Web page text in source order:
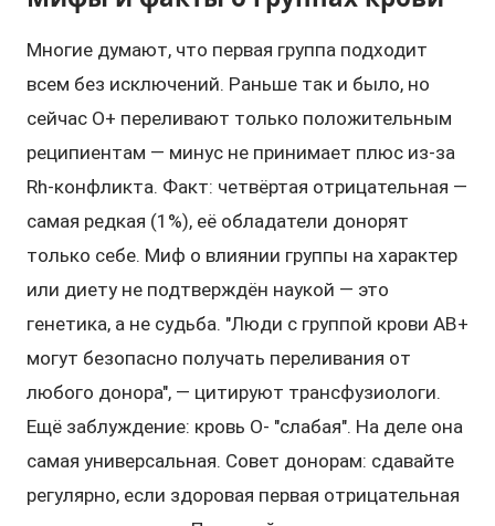
Многие думают, что первая группа подходит
всем без исключений. Раньше так и было, но
сейчас O+ переливают только положительным
реципиентам — минус не принимает плюс из-за
Rh-конфликта. Факт: четвёртая отрицательная —
самая редкая (1%), её обладатели донорят
только себе. Миф о влиянии группы на характер
или диету не подтверждён наукой — это
генетика, а не судьба. "Люди с группой крови AB+
могут безопасно получать переливания от
любого донора", — цитируют трансфузиологи.
Ещё заблуждение: кровь O- "слабая". На деле она
самая универсальная. Совет донорам: сдавайте
регулярно, если здоровая первая отрицательная